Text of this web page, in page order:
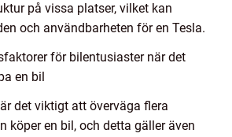
på vissa platser, vilket kan
och användbarheten för en Tesla.
för bilentusiaster när det
en bil
det viktigt att överväga flera
köper en bil, och detta gäller även